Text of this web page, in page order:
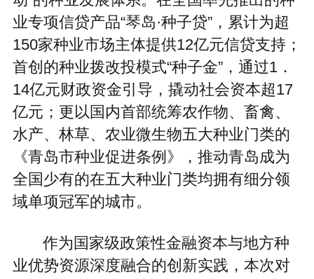
业专项信贷产品“琴岛·种子贷”，累计为超
150家种业市场主体提供12亿元信贷支持；
首创的种业拨改投模式“种子金”，通过1．
14亿元财政资金引导，撬动社会资本超17
亿元；更以国内首部统筹农作物、畜禽、
水产、林草、农业微生物五大种业门类的
《青岛市种业促进条例》，推动青岛成为
全国少有的在五大种业门类均拥有细分领
域单项冠军的城市。
作为国家级政策性金融资本与地方种
业优势资源深度融合的创新实践，本次对